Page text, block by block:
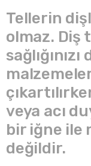
Tellerin
olmaz. Diş
veya acı
bir iğne ile
değildir.